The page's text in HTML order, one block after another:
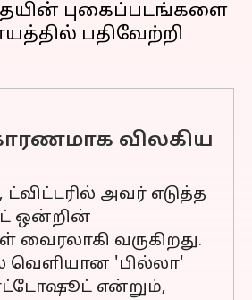
புகைப்படங்களை
பதிவேற்றி
விலகிய
அவர் எடுத்த
ஒன்றின்
வைரலாகி வருகிறது.
வெளியான 'பில்லா'
என்றும்,